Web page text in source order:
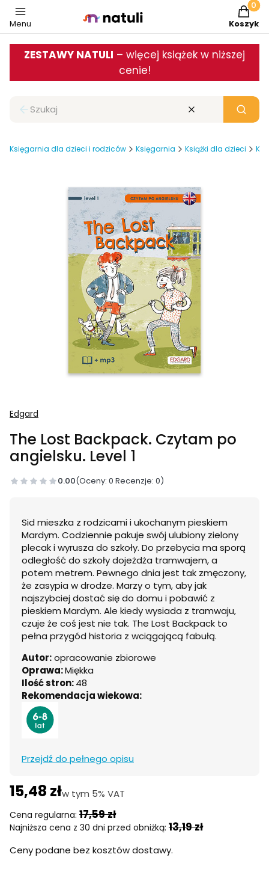
Menu Koszyk
ZESTAWY NATULI – więcej książek w niższej
cenie!
Zamknij wyszukiwarkę Wyczyść Szukaj
Księgarnia dla dzieci i rodziców Księgarnia Książki dla dzieci
Edgard
The Lost Backpack. Czytam po
angielsku. Level 1
0.00(Oceny: 0 Recenzje: 0)
Sid mieszka z rodzicami i ukochanym pieskiem
Mardym. Codziennie pakuje swój ulubiony zielony
plecak i wyrusza do szkoły. Do przebycia ma sporą
odległość do szkoły dojeżdża tramwajem, a
potem metrem. Pewnego dnia jest tak zmęczony,
że zasypia w drodze. Marzy o tym, aby jak
najszybciej dostać się do domu i pobawić z
pieskiem Mardym. Ale kiedy wysiada z tramwaju,
czuje że coś jest nie tak. The Lost Backpack to
pełna przygód historia z wciągającą fabułą.
Autor:opracowanie zbiorowe
Oprawa:Miękka
Ilość stron:48
Rekomendacja wiekowa:
Przejdź do pełnego opisu
15,48 złw tym 5% VAT
w tym 5% VAT
Cena regularna: 17,59 zł
Najniższa cena z 30 dni przed obniżką: 13,19 zł
Ceny podane bez kosztów dostawy.